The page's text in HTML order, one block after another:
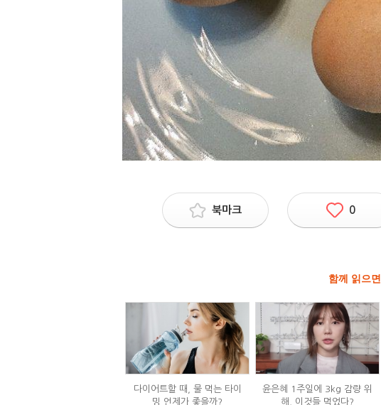
북마크 0
함께 읽으면
다이어트할 때, 물 먹는 타이
밍 언제가 좋을까?
윤은혜 1주일에 3kg 감량 위
해, 이것들 먹었다?